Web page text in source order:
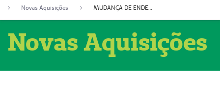
Novas Aquisições
MUDANÇA DE ENDEREÇO - DIAGITAB SERVIÇOS MÉDICOS LTDA (54003267-5)
Novas Aquisições